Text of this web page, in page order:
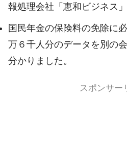
報処理会社「恵和ビジネス」
国民年金の保険料の免除に
万６千人分のデータを別の
分かりました。
スポンサー